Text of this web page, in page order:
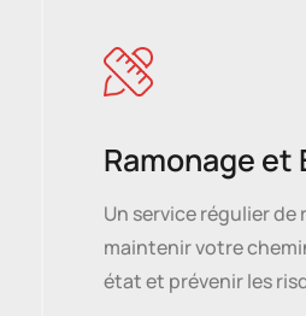
Ramonage
Un service régulier
maintenir votre
état et prévenir les